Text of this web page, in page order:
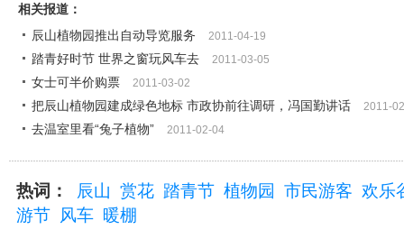
相关报道：
辰山植物园推出自动导览服务
2011-04-19
踏青好时节 世界之窗玩风车去 2011-03-05
女士可半价购票 2011-03-02
把辰山植物园建成绿色地标 市政协前往调研，冯国勤讲话 2011-
去温室里看“兔子植物” 2011-02-04
热词： 辰山 赏花 踏青节 植物园 市民游客 欢乐
游节 风车 暖棚